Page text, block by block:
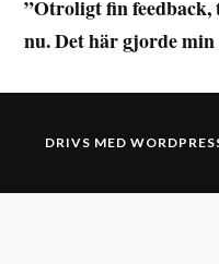
”Otroligt fin feedback,
nu. Det här gjorde min
DRIVS MED